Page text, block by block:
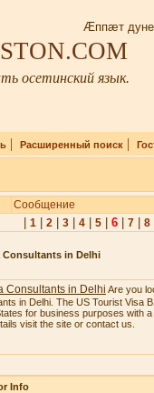
Æппæт
осетинский язык.
| Расширенный поиск|
Сообщение
1| 2| 3| 4| 5| 6| 7| 8|
Consultants in Delhi
Consultants in Delhi Are you
in Delhi. The US Tourist Visa
for business purposes with
visit the site or contact us.
Info